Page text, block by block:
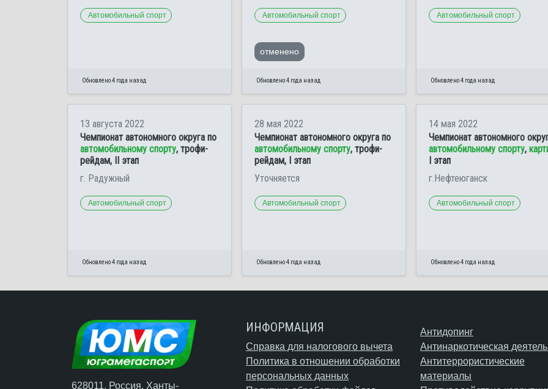
Автомобильный спорт
Обновлено 4 года назад
Автомобильный спорт
отменено
Обновлено 4 года назад
Автомобильный спорт
Обновлено 4 года назад
13 августа 2022
Чемпионат автономного округа по
автомобильному спорту, трофи-
рейдам, II этап
г. Радужный
Автомобильный спорт
Обновлено 4 года назад
28 мая 2022
Чемпионат автономного округа по
автомобильному спорту, трофи-
рейдам, I этап
Уточняется
Автомобильный спорт
Обновлено 4 года назад
14 мая 2022
Чемпионат автономного
автомобильному спорту,
I этап
г.Нефтеюганск
Автомобильный спорт
Обновлено 4 года назад
628011, Россия, Ханты-
ИНФОРМАЦИЯ
Справка для налогового вычета
Политика в отношении обработки
персональных данных
Антидопинг
Антинаркотическая
Антитеррористические
материалы